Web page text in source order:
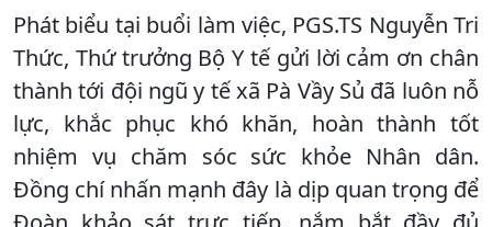
Phát biểu tại buổi làm việc, PGS.TS Nguyễn Tri
Thức, Thứ trưởng Bộ Y tế gửi lời cảm ơn chân
thành tới đội ngũ y tế xã Pà Vầy Sủ đã luôn nỗ
lực, khắc phục khó khăn, hoàn thành tốt
nhiệm vụ chăm sóc sức khỏe Nhân dân.
Đồng chí nhấn mạnh đây là dịp quan trọng để